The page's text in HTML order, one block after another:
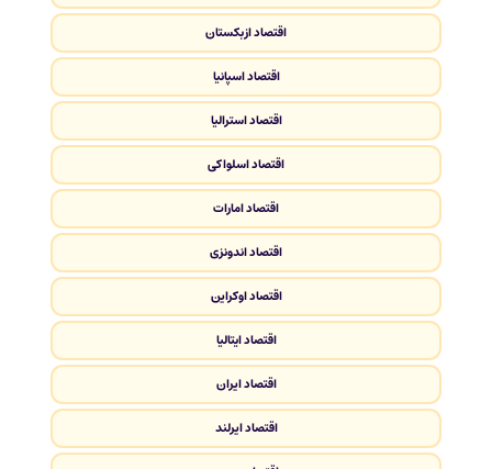
اقتصاد ازبکستان
اقتصاد اسپانیا
اقتصاد استرالیا
اقتصاد اسلواکی
اقتصاد امارات
اقتصاد اندونزی
اقتصاد اوکراین
اقتصاد ایتالیا
اقتصاد ایران
اقتصاد ایرلند